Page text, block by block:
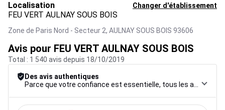
Localisation Changer d'établissement
FEU VERT AULNAY SOUS BOIS
Zone de Paris Nord - Secteur 2, AULNAY SOUS BOIS 93606
Avis pour FEU VERT AULNAY SOUS BOIS
Total : 1 540 avis depuis 18/10/2019
Des avis authentiques